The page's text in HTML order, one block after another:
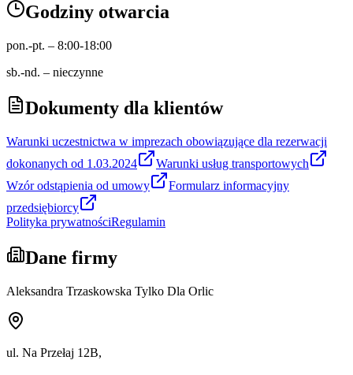
Godziny otwarcia
pon.-pt. – 8:00-18:00
sb.-nd. – nieczynne
Dokumenty dla klientów
Warunki uczestnictwa w imprezach obowiązujące dla rezerwacji
dokonanych od 1.03.2024
Warunki usług transportowych
Wzór odstąpienia od umowy
Formularz informacyjny
przedsiębiorcy
Polityka prywatnościRegulamin
Dane firmy
Aleksandra Trzaskowska Tylko Dla Orlic
ul. Na Przełaj 12B,